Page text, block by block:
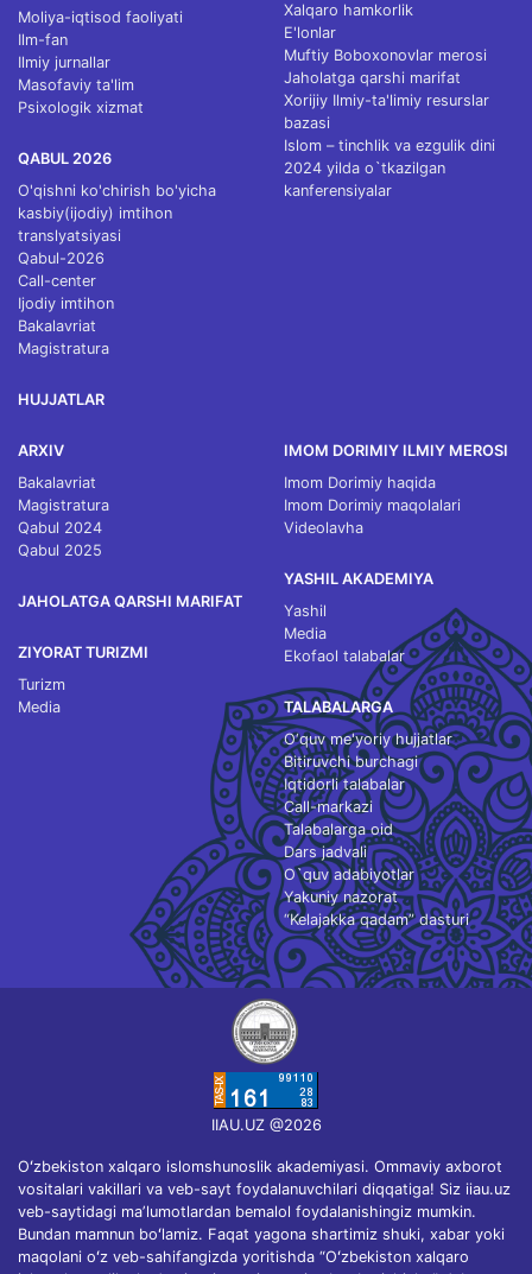
Moliya-iqtisod faoliyati
Ilm-fan
Ilmiy jurnallar
Masofaviy ta'lim
Psixologik xizmat
QABUL 2026
O'qishni ko'chirish bo'yicha
kasbiy(ijodiy) imtihon
translyatsiyasi
Qabul-2026
Call-center
Ijodiy imtihon
Bakalavriat
Magistratura
HUJJATLAR
Xalqaro hamkorlik
E'lonlar
Muftiy Boboxonovlar merosi
Jaholatga qarshi marifat
Xorijiy Ilmiy-ta'limiy resurslar
bazasi
Islom – tinchlik va ezgulik dini
2024 yilda o`tkazilgan
kanferensiyalar
ARXIV
Bakalavriat
Magistratura
Qabul 2024
Qabul 2025
JAHOLATGA QARSHI MARIFAT
ZIYORAT TURIZMI
Turizm
Media
IMOM DORIMIY ILMIY MEROSI
Imom Dorimiy haqida
Imom Dorimiy maqolalari
Videolavha
YASHIL AKADEMIYA
Yashil
Media
Ekofaol talabalar
TALABALARGA
O‘quv me'yoriy hujjatlar
Bitiruvchi burchagi
Iqtidorli talabalar
Call-markazi
Talabalarga oid
Dars jadvali
O`quv adabiyotlar
Yakuniy nazorat
“Kelajakka qadam” dasturi
IIAU.UZ @2026
Oʻzbekiston xalqaro islomshunoslik akademiyasi. Ommaviy axborot
vositalari vakillari va veb-sayt foydalanuvchilari diqqatiga! Siz iiau.uz
veb-saytidagi maʼlumotlardan bemalol foydalanishingiz mumkin.
Bundan mamnun boʻlamiz. Faqat yagona shartimiz shuki, xabar yoki
maqolani oʻz veb-sahifangizda yoritishda “Oʻzbekiston xalqaro